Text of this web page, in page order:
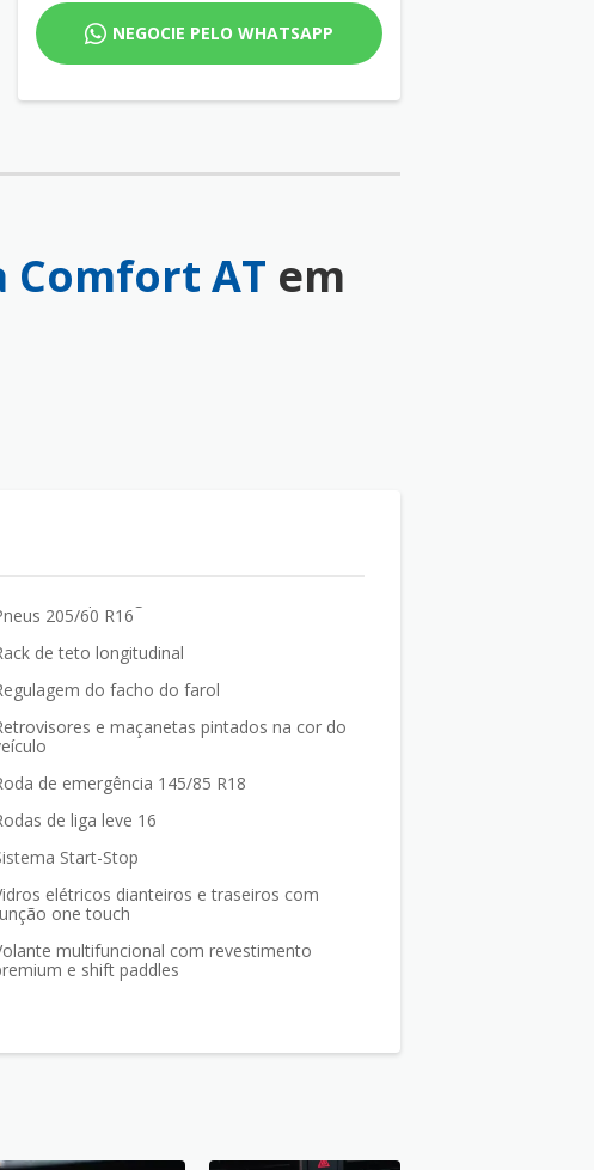
NEGOCIE PELO WHATSAPP
Comfort AT em
205/60 R16
de teto longitudinal
do facho do farol
e maçanetas pintados na cor do
de emergência 145/85 R18
de liga leve 16
Start-Stop
elétricos dianteiros e traseiros com
one touch
multifuncional com revestimento
e shift paddles